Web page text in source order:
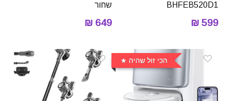
BHFEB520D1
599 ₪
שחור
649 ₪
הכי זול שהיה